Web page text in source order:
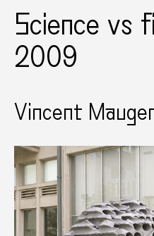
Science vs
2009
Vincent Mauger